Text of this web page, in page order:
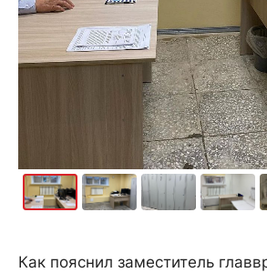
Как пояснил заместитель